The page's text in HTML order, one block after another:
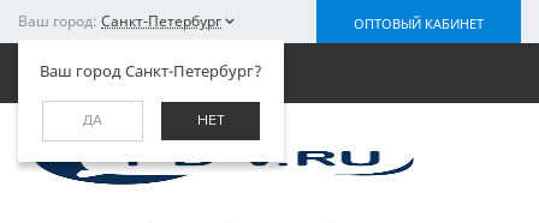
Ваш город: Санкт-Петербург
Ваш город Санкт-Петербург?
ДА НЕТ
ОПТОВЫЙ КАБИНЕТ
Меню